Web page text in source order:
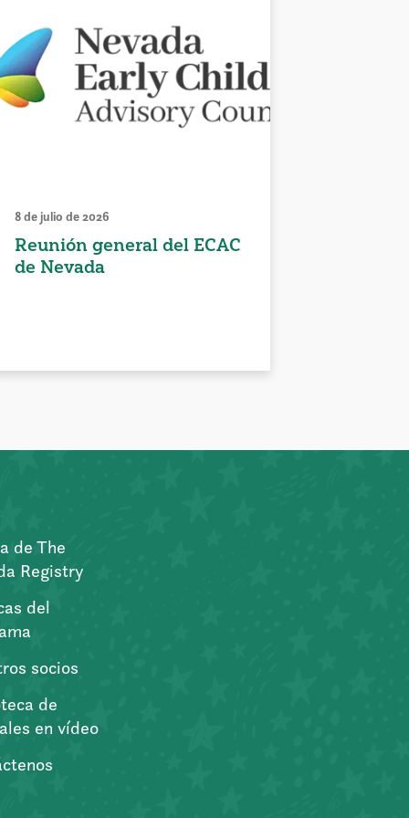
8 de julio de 2026
Reunión general del ECAC
de Nevada
de The
Registry
del
socios
de
en vídeo